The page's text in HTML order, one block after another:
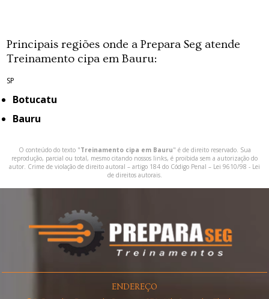
Principais regiões onde a Prepara Seg atende
Treinamento cipa em Bauru:
SP
Botucatu
Bauru
O conteúdo do texto "Treinamento cipa em Bauru" é de direito reservado. Sua
reprodução, parcial ou total, mesmo citando nossos links, é proibida sem a autorização do
autor. Crime de violação de direito autoral – artigo 184 do Código Penal – Lei 9610/98 - Lei
de direitos autorais.
ENDEREÇO